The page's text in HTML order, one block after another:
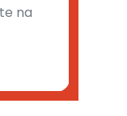
na